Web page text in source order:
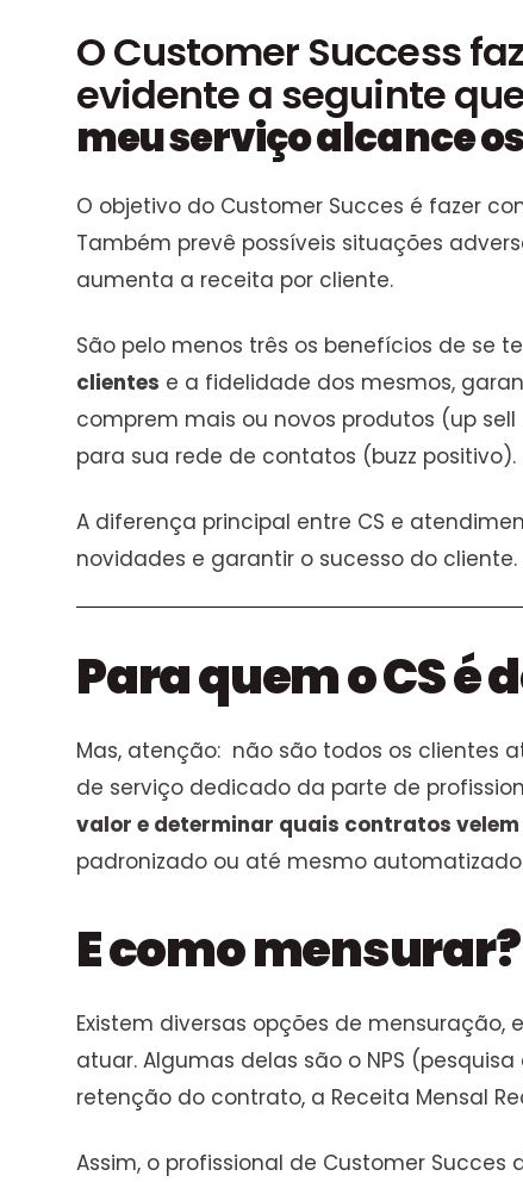
O Customer Success
evidente a seguinte
meu serviço alcance
O objetivo do Customer Succes é fazer
Também prevê possíveis situações
aumenta a receita por cliente.
São pelo menos três os benefícios de se
clientes e a fidelidade dos mesmos,
comprem mais ou novos produtos (up sell
para sua rede de contatos (buzz positivo).
A diferença principal entre CS e
novidades e garantir o sucesso do
Para quem o CS é
Mas, atenção: não são todos os clientes
de serviço dedicado da parte de
valor e determinar quais contratos
padronizado ou até mesmo
E como mensurar?
Existem diversas opções de
atuar. Algumas delas são o NPS
retenção do contrato, a Receita Mensal
Assim, o profissional de Customer